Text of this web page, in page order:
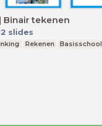
Binair tekenen
slides
Rekenen Basisschool